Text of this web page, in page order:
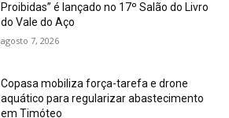
Proibidas” é lançado no 17º Salão do Livro
do Vale do Aço
agosto 7, 2026
Copasa mobiliza força-tarefa e drone
aquático para regularizar abastecimento
em Timóteo